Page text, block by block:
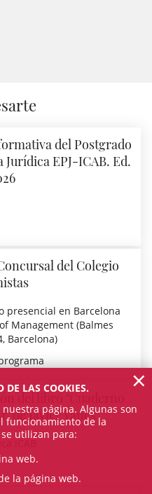
del Postgrado
Jurídica EPJ-ICAB. Ed.
del Colegio
presencial en Barcelona
Management (Balmes
Barcelona)
de Javier Yanes
ICAB
DE LAS COOKIES.
página. Algunas son
funcionamiento de la
utilizan para:
web.
la página web.
×